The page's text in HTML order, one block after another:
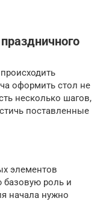
оформить стол не
несколько шагов,
поставленные
элементов
базовую роль и
начала нужно